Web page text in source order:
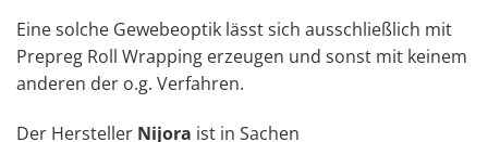
Eine solche Gewebeoptik lässt sich ausschließlich mit
Prepreg Roll Wrapping erzeugen und sonst mit keinem
anderen der o.g. Verfahren.
Der Hersteller Nijora ist in Sachen